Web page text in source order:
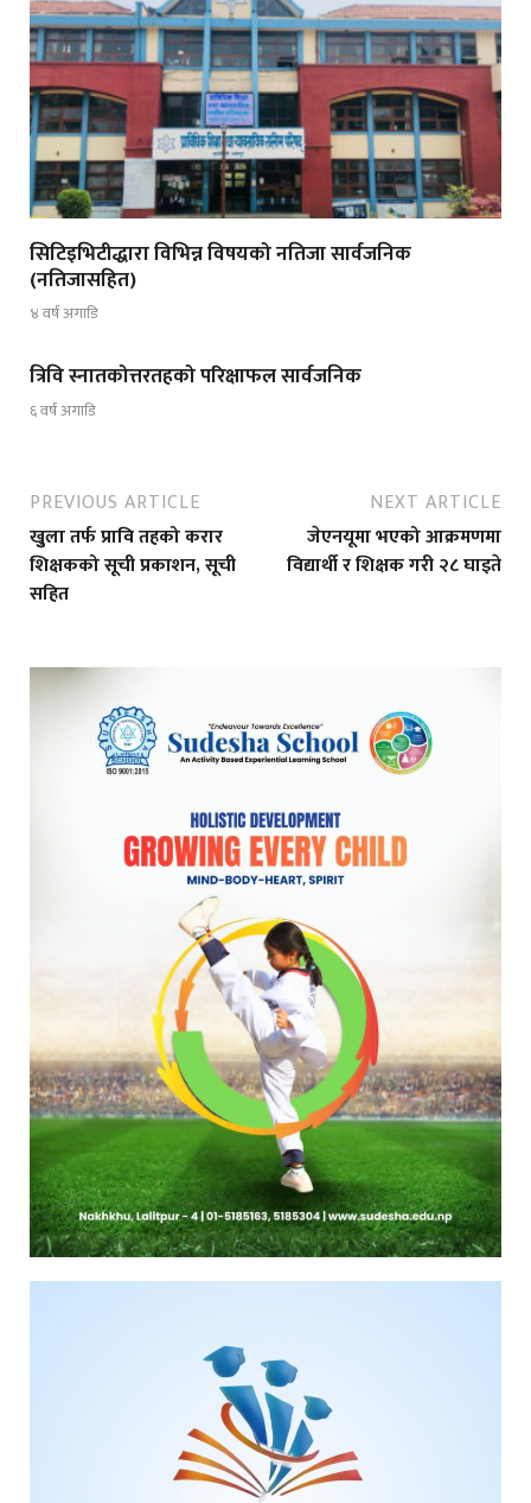
सिटिइभिटीद्धारा विभिन्न विषयको नतिजा सार्वजनिक
(नतिजासहित)
४ वर्ष अगाडि
त्रिवि स्नातकोत्तरतहको परिक्षाफल सार्वजनिक
६ वर्ष अगाडि
PREVIOUS ARTICLE
खुुला तर्फ प्रावि तहको करार
शिक्षकको सूची प्रकाशन, सूची
सहित
NEXT ARTICLE
जेएनयूमा भएको आक्रमणमा
विद्यार्थी र शिक्षक गरी २८ घाइते